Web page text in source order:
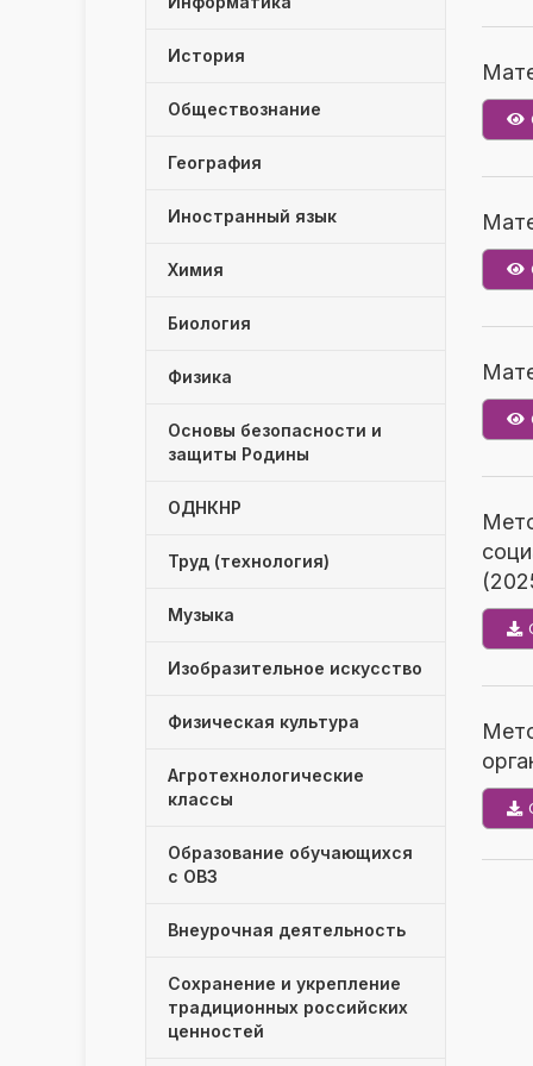
1
2
3
5
5
История
Обществознание
География
Иностранный язык
Химия
Биология
Физика
Основы безопасности и
защиты Родины
ОДНКНР
Труд (технология)
Музыка
Изобразительное искусство
Физическая культура
Агротехнологические
классы
Образование обучающихся
с ОВЗ
Внеурочная деятельность
Сохранение и укрепление
традиционных российских
ценностей